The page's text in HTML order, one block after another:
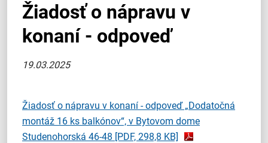
Žiadosť o nápravu v
konaní - odpoveď
19.03.2025
Žiadosť o nápravu v konaní - odpoveď „Dodatočná
montáž 16 ks balkónov“, v Bytovom dome
Studenohorská 46-48 [PDF, 298,8 KB]